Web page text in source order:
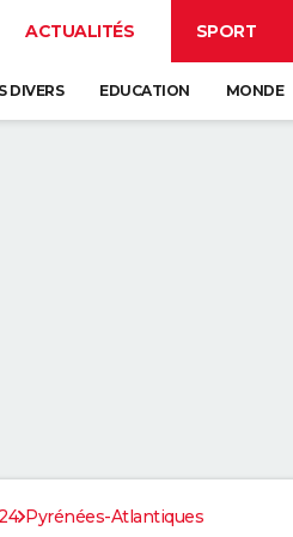
ACTUALITÉS SPORT
DIVERS EDUCATION MONDE
Pyrénées-Atlantiques